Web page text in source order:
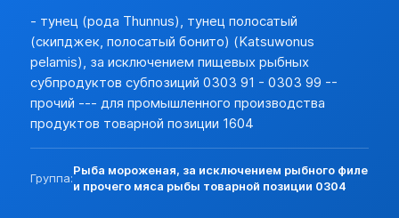
Лицензирование:
нет (базовая)
Разреш. прочие:
нет (базовая)
Запреты (другие страны): нет (базовая)
- тунец (рода Thunnus), тунец полосатый
(скипджек, полосатый бонито) (Katsuwonus
pelamis), за исключением пищевых рыбных
субпродуктов субпозиций 0303 91 - 0303 99 --
прочий --- для промышленного производства
продуктов товарной позиции 1604
Группа:
Рыба мороженая, за исключением рыбного филе
и прочего мяса рыбы товарной позиции 0304